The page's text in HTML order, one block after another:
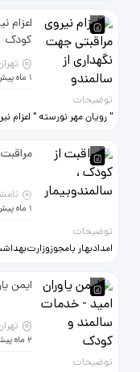
09123334197
اعزام
کودک
1 ماه پیش
توضیحات
" رویان مهر نورسته " اعزام
09123334197
1 ماه پیش
توضیحات
امدادبهار
123833869و66909010
ایمن یاوران
2 ماه پیش
توضیحات